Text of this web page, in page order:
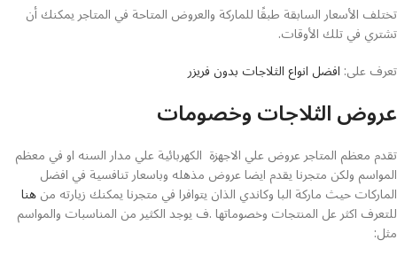
تختلف الأسعار السابقة طبقًا للماركة والعروض المتاحة في المتاجر يمكنك أن
تشتري في تلك الأوقات.
تعرف على: افضل انواع الثلاجات بدون فريزر
عروض الثلاجات وخصومات
تقدم معظم المتاجر عروض علي الاجهزة الكهربائية علي مدار السنه او في معظم
المواسم ولكن متجرنا يقدم ايضا عروض مذهله وباسعار تنافسية في افضل
الماركات حيث ماركة البا وكاندي الذان يتوافرا في متجرنا يمكنك زيارته منهنا
للتعرف اكثر عل المنتجات وخصوماتها .ف يوجد الكثير من المناسبات والمواسم
مثل: